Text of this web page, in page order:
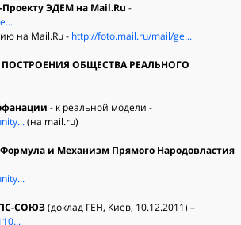
ЭДЕМ на Mail.Ru -
на Mail.Ru - http://foto.mail.ru/mail/ge...
ОБЩЕСТВА РЕАЛЬНОГО
- к реальной модели -
(на mail.ru)
и Механизм Прямого Народовластия
СОЮЗ(доклад ГЕН, Киев, 10.12.2011) –